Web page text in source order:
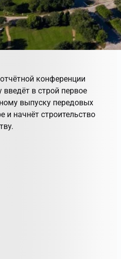
конференции
в строй первое
выпуску передовых
и начнёт строительство